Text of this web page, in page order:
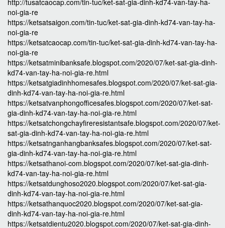
noi-gia-re
https://ketsatsaigon.com/tin-tuc/ket-sat-gia-dinh-kd74-van-tay-ha-
noi-gia-re
https://ketsatcaocap.com/tin-tuc/ket-sat-gia-dinh-kd74-van-tay-ha-
noi-gia-re
https://ketsatminibanksafe.blogspot.com/2020/07/ket-sat-gia-dinh-
kd74-van-tay-ha-noi-gia-re.html
https://ketsatgiadinhhomesafes.blogspot.com/2020/07/ket-sat-gia-
dinh-kd74-van-tay-ha-noi-gia-re.html
https://ketsatvanphongofficesafes.blogspot.com/2020/07/ket-sat-
gia-dinh-kd74-van-tay-ha-noi-gia-re.html
https://ketsatchongchayfireresistantsafe.blogspot.com/2020/07/ket-
sat-gia-dinh-kd74-van-tay-ha-noi-gia-re.html
https://ketsatnganhangbanksafes.blogspot.com/2020/07/ket-sat-
gia-dinh-kd74-van-tay-ha-noi-gia-re.html
https://ketsathanoi-com.blogspot.com/2020/07/ket-sat-gia-dinh-
kd74-van-tay-ha-noi-gia-re.html
https://ketsatdunghoso2020.blogspot.com/2020/07/ket-sat-gia-
dinh-kd74-van-tay-ha-noi-gia-re.html
https://ketsathanquoc2020.blogspot.com/2020/07/ket-sat-gia-
dinh-kd74-van-tay-ha-noi-gia-re.html
https://ketsatdientu2020.blogspot.com/2020/07/ket-sat-gia-dinh-